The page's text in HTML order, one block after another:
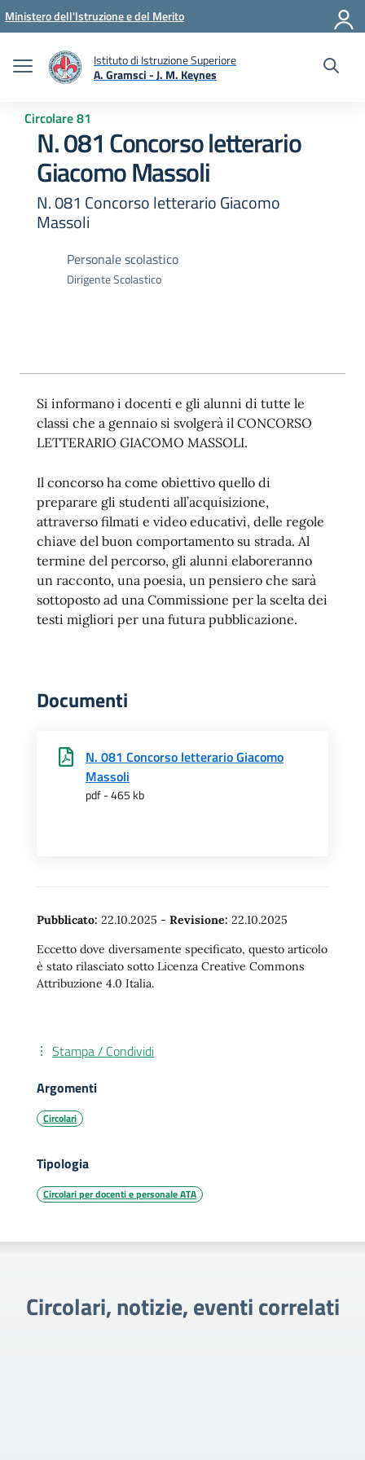
Vai ai contenuti
Vai al menu di navigazione
Vai al footer
Ministero dell'Istruzione e del Merito
Istituto di Istruzione Superiore
A. Gramsci - J. M. Keynes
Circolare 81
N. 081 Concorso letterario
Giacomo Massoli
N. 081 Concorso letterario Giacomo
Massoli
Personale scolastico
Dirigente Scolastico
Si informano i docenti e gli alunni di tutte le
classi che a gennaio si svolgerà il CONCORSO
LETTERARIO GIACOMO MASSOLI.
Il concorso ha come obiettivo quello di
preparare gli studenti all’acquisizione,
attraverso filmati e video educativi, delle regole
chiave del buon comportamento su strada. Al
termine del percorso, gli alunni elaboreranno
un racconto, una poesia, un pensiero che sarà
sottoposto ad una Commissione per la scelta dei
testi migliori per una futura pubblicazione.
Documenti
N. 081 Concorso letterario Giacomo
Massoli
pdf - 465 kb
Pubblicato: 22.10.2025 - Revisione: 22.10.2025
Eccetto dove diversamente specificato, questo articolo
è stato rilasciato sotto Licenza Creative Commons
Attribuzione 4.0 Italia.
Stampa / Condividi
Argomenti
Circolari
Tipologia
Circolari per docenti e personale ATA
Circolari, notizie, eventi correlati